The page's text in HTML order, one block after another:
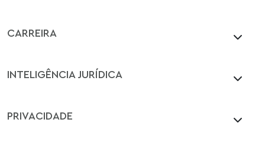
CARREIRA
INTELIGÊNCIA JURÍDICA
PRIVACIDADE